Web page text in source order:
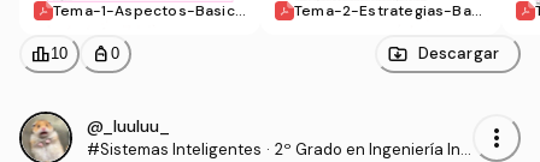
Tema-1-Aspectos-Basico
Tema-2-Estrategias-Basi
leaderboard10 personal_bag 0 Descargar
@_luuluu_
#Sistemas Inteligentes · 2º Grado en Ingeniería Inf
more_vert